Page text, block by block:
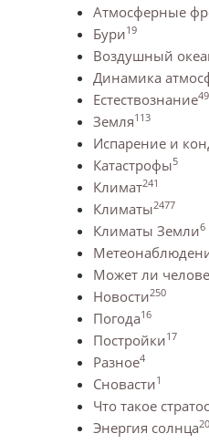
Атмосферные
Бури19
Воздушный
Динамика
Естествознание
Земля113
Испарение и
Катастрофы5
Климат241
Климаты2477
Климаты Земли6
Может ли
Новости250
Погода16
Постройки17
Разное4
Сновасти1
Что такое
Энергия солнца20